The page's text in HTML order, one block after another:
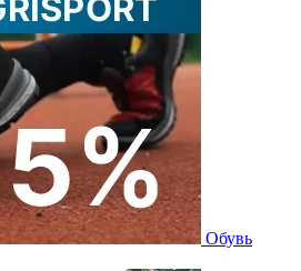
Обувь